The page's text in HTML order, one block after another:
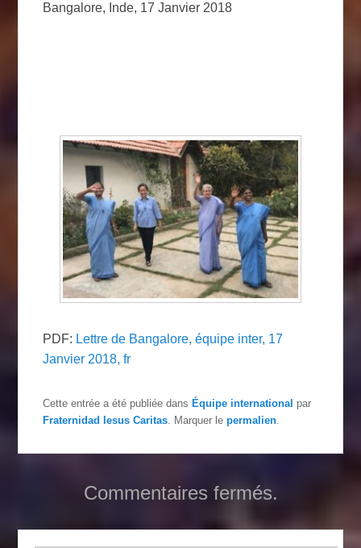
Bangalore, Inde, 17 Janvier 2018
PDF: Lettre de Bangalore, équipe inter, 17
Janvier 2018, fr
Cette entrée a été publiée dans Équipe international par
Fraternidad Iesus Caritas. Marquer lepermalien.
Commentaires fermés.